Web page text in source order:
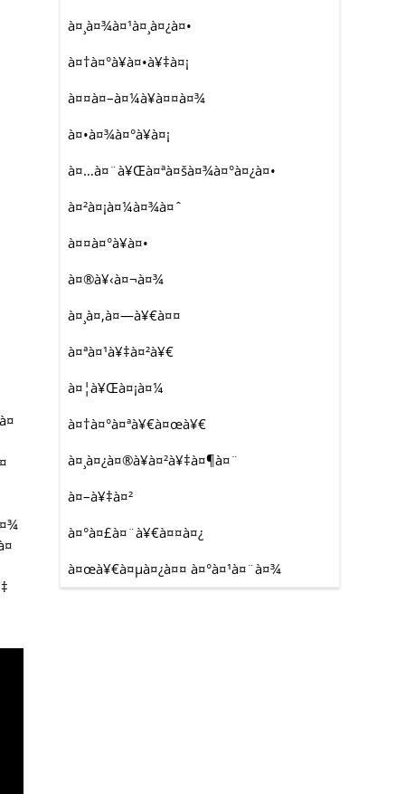
à¤¸à¤¾à¤¹à¤¸à¤¿à¤•
à¤†à¤°à¥à¤•à¥‡à¤¡
à¤¤à¤–à¤¼à¥à¤¤à¤¾
à¤•à¤¾à¤°à¥à¤¡
à¤…à¤¨à¥Œà¤ªà¤šà¤¾à¤°à¤¿à¤•
à¤²à¤¡à¤¼à¤¾à¤ˆ
à¤¤à¤°à¥à¤•
à¤®à¥‹à¤¬à¤¾
à¤¸à¤‚à¤—à¥€à¤¤
à¤ªà¤¹à¥‡à¤²à¥€
à¤¦à¥Œà¤¡à¤¼
à¤†à¤°à¤ªà¥€à¤œà¥€
à¤¸à¤¿à¤®à¥à¤²à¥‡à¤¶à¤¨
à¤–à¥‡à¤²
à¤°à¤£à¤¨à¥€à¤¤à¤¿
à¤œà¥€à¤µà¤¿à¤¤ à¤°à¤¹à¤¨à¤¾